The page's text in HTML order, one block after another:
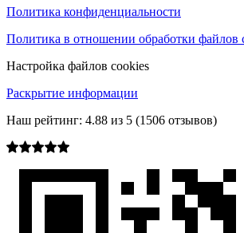
Политика конфиденциальности
Политика в отношении обработки файлов
Настройка файлов cookies
Раскрытие информации
Наш рейтинг: 4.88 из 5 (1506 отзывов)